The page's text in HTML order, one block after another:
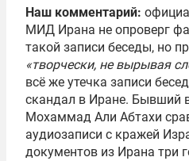
Наш комментарий:
МИД Ирана не опроверг
такой записи беседы, но
«творчески, не вырывая
всё же утечка записи
скандал в Иране. Бывший
Мохаммад Али Абтахи
аудиозаписи с кражей
документов из Ирана три